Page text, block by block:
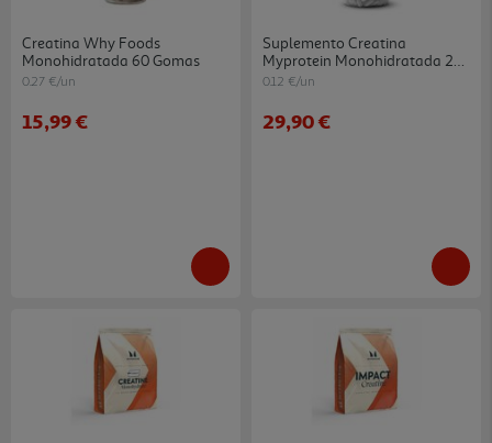
Creatina Why Foods
Monohidratada 60 Gomas
0.27 €/un
15,99 €
Suplemento Creatina
Myprotein Monohidratada 250
Comprimidos
0.12 €/un
29,90 €